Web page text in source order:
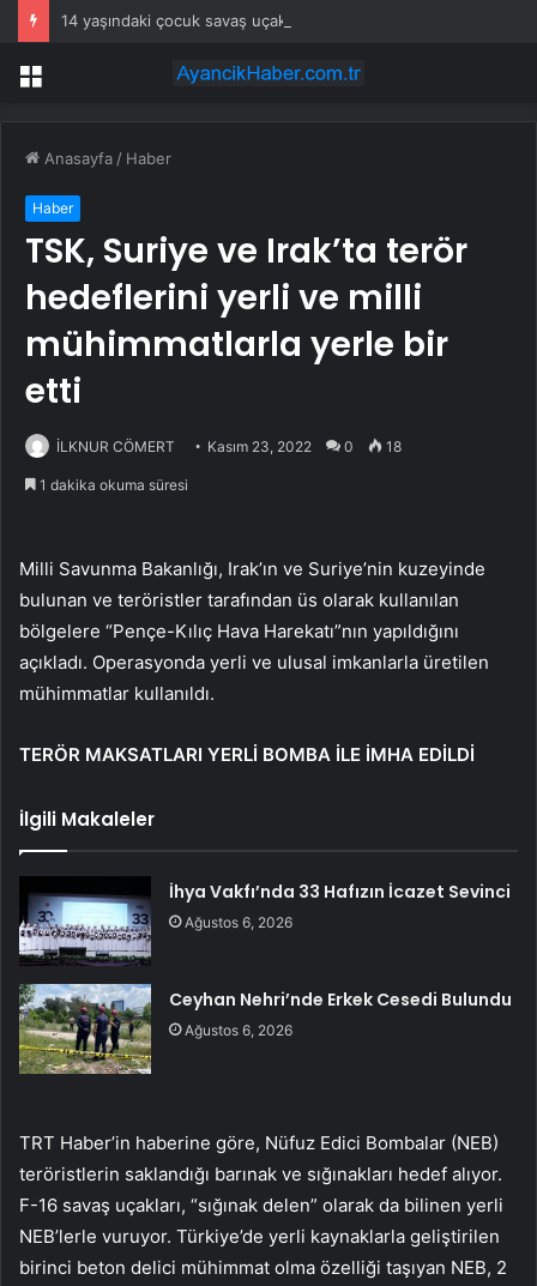
14 yaşındaki çocuk savaş uçaklarını alarma geçirdi
Menü
Anasayfa / Haber
Haber
TSK, Suriye ve Irak’ta terör
hedeflerini yerli ve milli
mühimmatlarla yerle bir
etti
İLKNUR CÖMERT Kasım 23, 2022 0 18
1 dakika okuma süresi
Milli Savunma Bakanlığı, Irak’ın ve Suriye’nin kuzeyinde
bulunan ve teröristler tarafından üs olarak kullanılan
bölgelere “Pençe-Kılıç Hava Harekatı”nın yapıldığını
açıkladı. Operasyonda yerli ve ulusal imkanlarla üretilen
mühimmatlar kullanıldı.
TERÖR MAKSATLARI YERLİ BOMBA İLE İMHA EDİLDİ
İlgili Makaleler
İhya Vakfı’nda 33 Hafızın İcazet Sevinci
Ağustos 6, 2026
Ceyhan Nehri’nde Erkek Cesedi Bulundu
Ağustos 6, 2026
TRT Haber’in haberine göre, Nüfuz Edici Bombalar (NEB)
teröristlerin saklandığı barınak ve sığınakları hedef alıyor.
F-16 savaş uçakları, “sığınak delen” olarak da bilinen yerli
NEB’lerle vuruyor. Türkiye’de yerli kaynaklarla geliştirilen
birinci beton delici mühimmat olma özelliği taşıyan NEB, 2